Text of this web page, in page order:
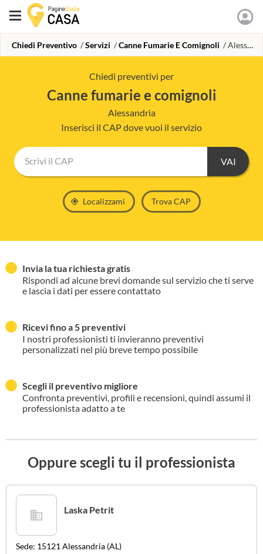
Chiedi Preventivo Servizi Canne Fumarie E Comignoli Alessandria
Chiedi preventivi per
canne fumarie e comignoli
Alessandria
Inserisci il CAP dove vuoi il servizio
Scrivi il CAP
Localizzami Trova CAP
Invia la tua richiesta gratis
Rispondi ad alcune brevi domande sul servizio che ti serve
e lascia i dati per essere contattato
Ricevi fino a 5 preventivi
I nostri professionisti ti invieranno preventivi
personalizzati nel più breve tempo possibile
Scegli il preventivo migliore
Confronta preventivi, profili e recensioni, quindi assumi il
professionista adatto a te
Oppure scegli tu il professionista
Laska Petrit
Sede: 15121 Alessandria (AL)